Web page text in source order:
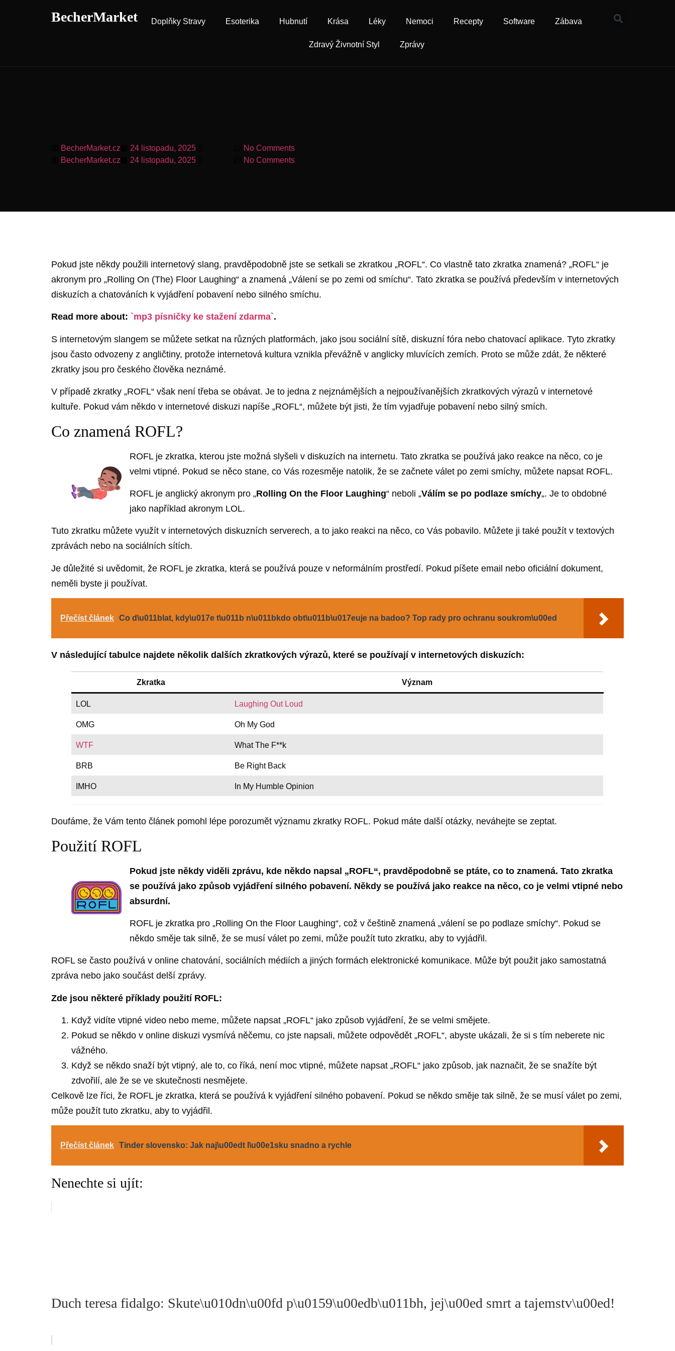
BecherMarket Doplňky Stravy Esoterika Hubnutí Krása Léky Nemoci Recepty Software Zábava
Zdravý Živnotní Styl Zprávy
BecherMarket.cz 24 listopadu, 2025
No Comments
BecherMarket.cz
24 listopadu, 2025 No Comments
Pokud jste někdy použili internetový slang, pravděpodobně jste se setkali se zkratkou „ROFL“. Co vlastně tato zkratka znamená? „ROFL“ je
akronym pro „Rolling On (The) Floor Laughing“ a znamená „Válení se po zemi od smíchu“. Tato zkratka se používá především v internetových
diskuzích a chatováních k vyjádření pobavení nebo silného smíchu.
Read more about: `mp3 písničky ke stažení zdarma`.
S internetovým slangem se můžete setkat na různých platformách, jako jsou sociální sítě, diskuzní fóra nebo chatovací aplikace. Tyto zkratky
jsou často odvozeny z angličtiny, protože internetová kultura vznikla převážně v anglicky mluvících zemích. Proto se může zdát, že některé
zkratky jsou pro českého člověka neznámé.
V případě zkratky „ROFL“ však není třeba se obávat. Je to jedna z nejznámějších a nejpoužívanějších zkratkových výrazů v internetové
kultuře. Pokud vám někdo v internetové diskuzi napíše „ROFL“, můžete být jisti, že tím vyjadřuje pobavení nebo silný smích.
Co znamená ROFL?
ROFL je zkratka, kterou jste možná slyšeli v diskuzích na internetu. Tato zkratka se používá jako reakce na něco, co je
velmi vtipné. Pokud se něco stane, co Vás rozesměje natolik, že se začnete válet po zemi smíchy, můžete napsat ROFL.
ROFL je anglický akronym pro „Rolling On the Floor Laughing“ neboli „Válím se po podlaze smíchy„. Je to obdobné
jako například akronym LOL.
Tuto zkratku můžete využít v internetových diskuzních serverech, a to jako reakci na něco, co Vás pobavilo. Můžete ji také použít v textových
zprávách nebo na sociálních sítích.
Je důležité si uvědomit, že ROFL je zkratka, která se používá pouze v neformálním prostředí. Pokud píšete email nebo oficiální dokument,
neměli byste ji používat.
Přečíst článek Co d\u011blat, kdy\u017e t\u011b n\u011bkdo obt\u011b\u017euje na badoo? Top rady pro ochranu soukrom\u00ed
V následující tabulce najdete několik dalších zkratkových výrazů, které se používají v internetových diskuzích:
Zkratka Význam
LOL Laughing Out Loud
OMG Oh My God
WTF What The F**k
BRB Be Right Back
IMHO In My Humble Opinion
Doufáme, že Vám tento článek pomohl lépe porozumět významu zkratky ROFL. Pokud máte další otázky, neváhejte se zeptat.
Použití ROFL
Pokud jste někdy viděli zprávu, kde někdo napsal „ROFL“, pravděpodobně se ptáte, co to znamená. Tato zkratka
se používá jako způsob vyjádření silného pobavení. Někdy se používá jako reakce na něco, co je velmi vtipné nebo
absurdní.
ROFL je zkratka pro „Rolling On the Floor Laughing“, což v češtině znamená „válení se po podlaze smíchy“. Pokud se
někdo směje tak silně, že se musí válet po zemi, může použít tuto zkratku, aby to vyjádřil.
ROFL se často používá v online chatování, sociálních médiích a jiných formách elektronické komunikace. Může být použit jako samostatná
zpráva nebo jako součást delší zprávy.
Zde jsou některé příklady použití ROFL:
Když vidíte vtipné video nebo meme, můžete napsat „ROFL“ jako způsob vyjádření, že se velmi smějete.
Pokud se někdo v online diskuzi vysmívá něčemu, co jste napsali, můžete odpovědět „ROFL“, abyste ukázali, že si s tím neberete nic
vážného.
Když se někdo snaží být vtipný, ale to, co říká, není moc vtipné, můžete napsat „ROFL“ jako způsob, jak naznačit, že se snažíte být
zdvořilí, ale že se ve skutečnosti nesmějete.
Celkově lze říci, že ROFL je zkratka, která se používá k vyjádření silného pobavení. Pokud se někdo směje tak silně, že se musí válet po zemi,
může použít tuto zkratku, aby to vyjádřil.
Přečíst článek Tinder slovensko: Jak naj\u00edt l\u00e1sku snadno a rychle
Nenechte si ujít:
Duch teresa fidalgo: Skute\u010dn\u00fd p\u0159\u00edb\u011bh, jej\u00ed smrt a tajemstv\u00ed!